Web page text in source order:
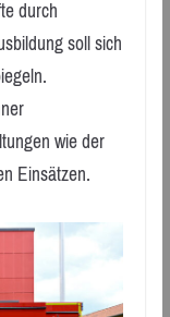
durch
soll sich
wie der
Einsätzen.